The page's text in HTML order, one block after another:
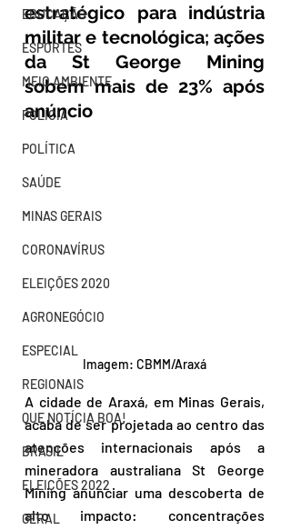
EDUCAÇÃO
ESPORTES
MEIO AMBIENTE
POLÍCIA
POLÍTICA
SAÚDE
MINAS GERAIS
CORONAVÍRUS
ELEIÇÕES 2020
AGRONEGÓCIO
ESPECIAL
REGIONAIS
QUE NOTÍCIA BOA!
BRASIL
ELEIÇÕES 2022
GERAL
estratégico para indústria
militar e tecnológica; ações
da St George Mining
sobem mais de 23% após
anúncio
Imagem: CBMM/Araxá
A cidade de Araxá, em Minas Gerais,
acaba de ser projetada ao centro das
atenções internacionais após a
mineradora australiana St George
Mining anunciar uma descoberta de
alto impacto: concentrações